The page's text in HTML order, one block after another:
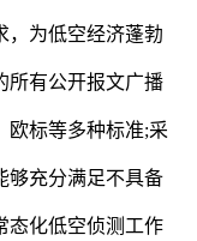
，为低空经济蓬勃
所有公开报文广播
欧标等多种标准;采
够充分满足不具备
态化低空侦测工作